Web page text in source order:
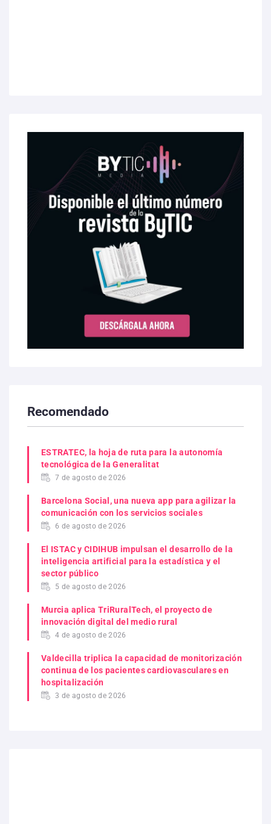
Recomendado
ESTRATEC, la hoja de ruta para la autonomía
tecnológica de la Generalitat
7 de agosto de 2026
Barcelona Social, una nueva app para agilizar la
comunicación con los servicios sociales
6 de agosto de 2026
El ISTAC y CIDIHUB impulsan el desarrollo de la
inteligencia artificial para la estadística y el
sector público
5 de agosto de 2026
Murcia aplica TriRuralTech, el proyecto de
innovación digital del medio rural
4 de agosto de 2026
Valdecilla triplica la capacidad de monitorización
continua de los pacientes cardiovasculares en
hospitalización
3 de agosto de 2026